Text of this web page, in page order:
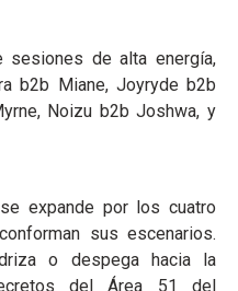
sesiones de alta energía,
b2b Miane, Joyryde b2b
Noizu b2b Joshwa, y
expande por los cuatro
sus escenarios.
o despega hacia la
del Área 51 del